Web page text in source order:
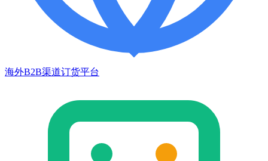
海外B2B渠道订货平台